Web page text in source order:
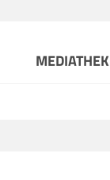
MEDIATHEK